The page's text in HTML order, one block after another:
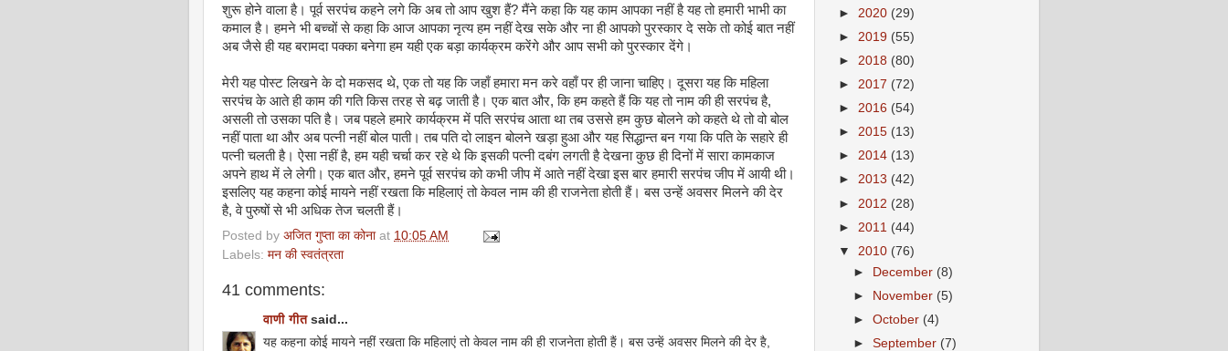
शुरू होने वाला है। पूर्व सरपंच कहने लगे कि अब तो आप खुश हैं? मैंने कहा कि यह काम आपका नहीं है यह तो हमारी भाभी का
कमाल है। हमने भी बच्‍चों से कहा कि आज आपका नृत्‍य हम नहीं देख सके और ना ही आपको पुरस्‍कार दे सके तो कोई बात नहीं
अब जैसे ही यह बरामदा पक्‍का बनेगा हम यही एक बड़ा कार्यक्रम करेंगे और आप सभी को पुरस्‍कार देंगे।
मेरी यह पोस्‍ट लिखने के दो मकसद थे, एक तो यह कि जहाँ हमारा मन करे वहाँ पर ही जाना चाहिए। दूसरा यह कि महिला
सरपंच के आते ही काम की गति किस तरह से बढ़ जाती है। एक बात और, कि हम कहते हैं कि यह तो नाम की ही सरपंच है,
असली तो उसका पति है। जब पहले हमारे कार्यक्रम में पति सरपंच आता था तब उससे हम कुछ बोलने को कहते थे तो वो बोल
नहीं पाता था और अब पत्‍नी नहीं बोल पाती। तब पति दो लाइन बोलने खड़ा हुआ और य‍ह सिद्धान्‍त बन गया कि पति के सहारे ही
पत्‍नी चलती है। ऐसा नहीं है, हम यही चर्चा कर रहे थे कि इसकी पत्‍नी दबंग लगती है देखना कुछ ही दिनों में सारा कामकाज
अपने हाथ में ले लेगी। एक बात और, हमने पूर्व सरपंच को कभी जीप में आते नहीं देखा इस बार हमारी सरपंच जीप में आयी थी।
इसलिए यह कहना कोई मायने नहीं रखता कि महिलाएं तो केवल नाम की ही राजनेता होती हैं। बस उन्‍हें अवसर मिलने की देर
है, वे पुरुषों से भी अधिक तेज चलती हैं।
Posted by अजित गुप्ता का कोना at 10:05 AM
Labels: मन की स्‍वतंत्रता
41 comments:
वाणी गीतsaid...
यह कहना कोई मायने नहीं रखता कि महिलाएं तो केवल नाम की ही राजनेता होती हैं। बस उन्‍हें अवसर मिलने की देर है,
► 2020 (29)
► 2019 (55)
► 2018 (80)
► 2017 (72)
► 2016 (54)
► 2015 (13)
► 2014 (13)
► 2013 (42)
► 2012 (28)
► 2011 (44)
▼ 2010 (76)
► December (8)
► November (5)
►October (4)
►September (7)